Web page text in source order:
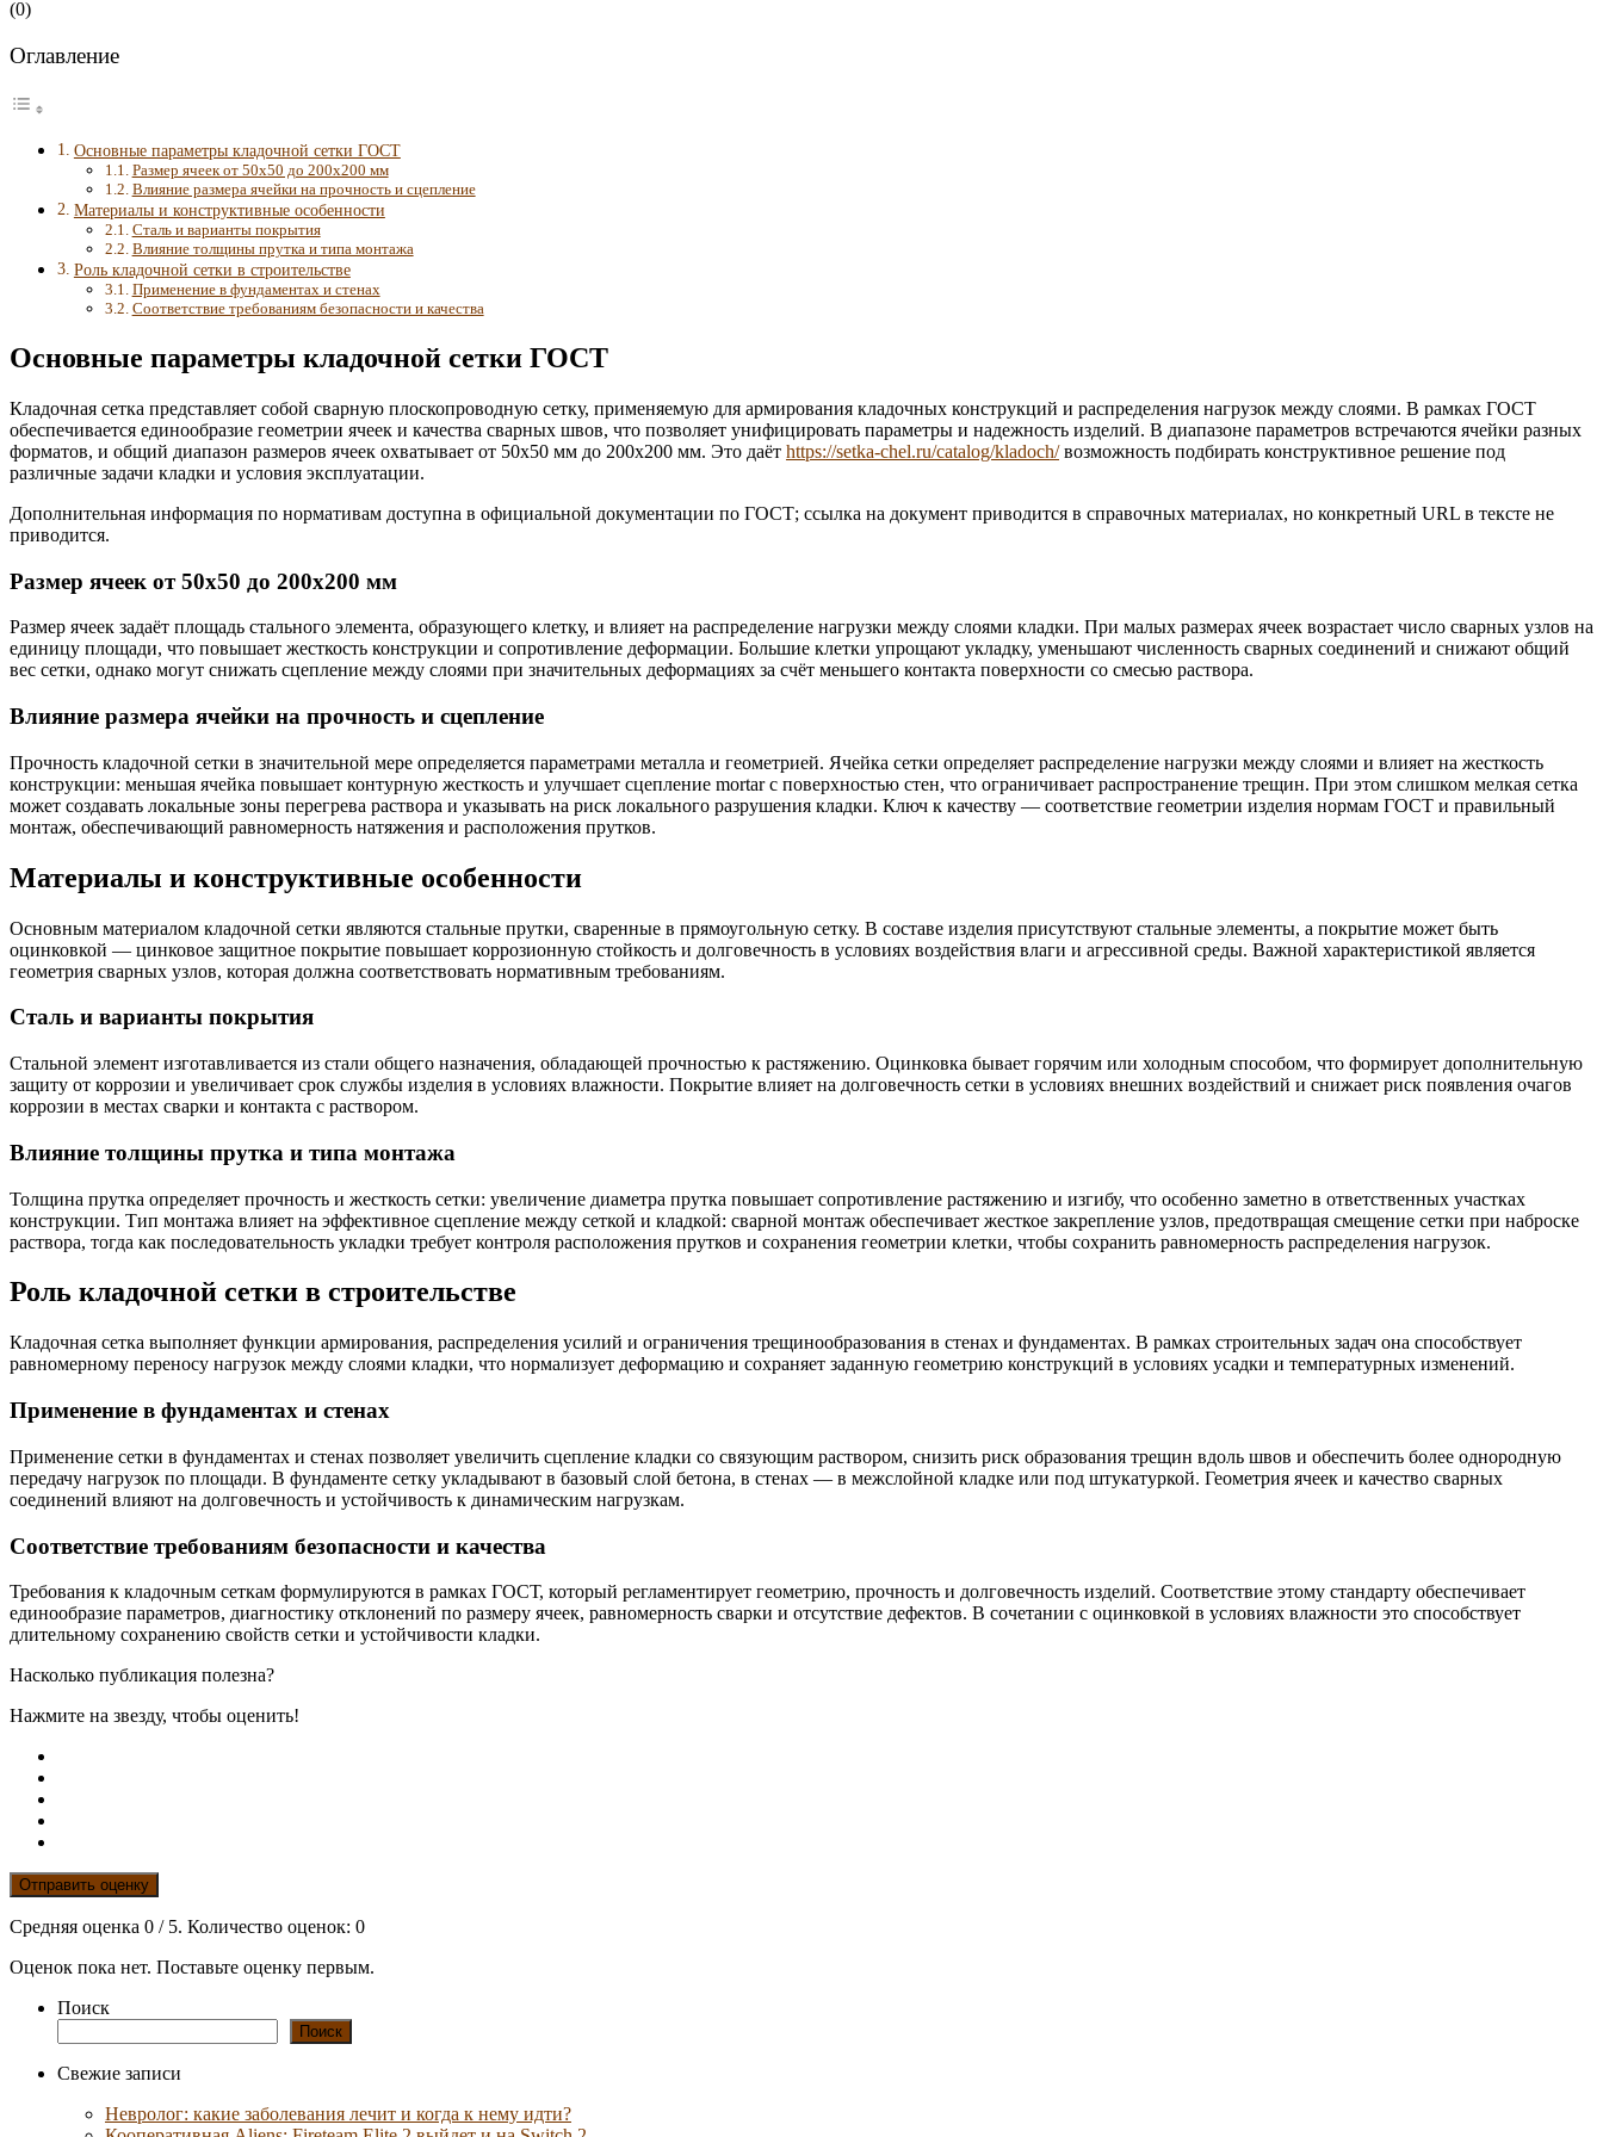
(0)
Оглавление
Основные параметры кладочной сетки ГОСТ
Размер ячеек от 50х50 до 200х200 мм
Влияние размера ячейки на прочность и сцепление
Материалы и конструктивные особенности
Сталь и варианты покрытия
Влияние толщины прутка и типа монтажа
Роль кладочной сетки в строительстве
Применение в фундаментах и стенах
Соответствие требованиям безопасности и качества
Основные параметры кладочной сетки ГОСТ
Кладочная сетка представляет собой сварную плоскопроводную сетку, применяемую для армирования кладочных конструкций и распределения нагрузок между слоями. В рамках ГОСТ
обеспечивается единообразие геометрии ячеек и качества сварных швов, что позволяет унифицировать параметры и надежность изделий. В диапазоне параметров встречаются ячейки разных
форматов, и общий диапазон размеров ячеек охватывает от 50х50 мм до 200х200 мм. Это даёт https://setka-chel.ru/catalog/kladoch/возможность подбирать конструктивное решение под
различные задачи кладки и условия эксплуатации.
Дополнительная информация по нормативам доступна в официальной документации по ГОСТ; ссылка на документ приводится в справочных материалах, но конкретный URL в тексте не
приводится.
Размер ячеек от 50х50 до 200х200 мм
Размер ячеек задаёт площадь стального элемента, образующего клетку, и влияет на распределение нагрузки между слоями кладки. При малых размерах ячеек возрастает число сварных узлов на
единицу площади, что повышает жесткость конструкции и сопротивление деформации. Большие клетки упрощают укладку, уменьшают численность сварных соединений и снижают общий
вес сетки, однако могут снижать сцепление между слоями при значительных деформациях за счёт меньшего контакта поверхности со смесью раствора.
Влияние размера ячейки на прочность и сцепление
Прочность кладочной сетки в значительной мере определяется параметрами металла и геометрией. Ячейка сетки определяет распределение нагрузки между слоями и влияет на жесткость
конструкции: меньшая ячейка повышает контурную жесткость и улучшает сцепление mortar с поверхностью стен, что ограничивает распространение трещин. При этом слишком мелкая сетка
может создавать локальные зоны перегрева раствора и указывать на риск локального разрушения кладки. Ключ к качеству — соответствие геометрии изделия нормам ГОСТ и правильный
монтаж, обеспечивающий равномерность натяжения и расположения прутков.
Материалы и конструктивные особенности
Основным материалом кладочной сетки являются стальные прутки, сваренные в прямоугольную сетку. В составе изделия присутствуют стальные элементы, а покрытие может быть
оцинковкой — цинковое защитное покрытие повышает коррозионную стойкость и долговечность в условиях воздействия влаги и агрессивной среды. Важной характеристикой является
геометрия сварных узлов, которая должна соответствовать нормативным требованиям.
Сталь и варианты покрытия
Стальной элемент изготавливается из стали общего назначения, обладающей прочностью к растяжению. Оцинковка бывает горячим или холодным способом, что формирует дополнительную
защиту от коррозии и увеличивает срок службы изделия в условиях влажности. Покрытие влияет на долговечность сетки в условиях внешних воздействий и снижает риск появления очагов
коррозии в местах сварки и контакта с раствором.
Влияние толщины прутка и типа монтажа
Толщина прутка определяет прочность и жесткость сетки: увеличение диаметра прутка повышает сопротивление растяжению и изгибу, что особенно заметно в ответственных участках
конструкции. Тип монтажа влияет на эффективное сцепление между сеткой и кладкой: сварной монтаж обеспечивает жесткое закрепление узлов, предотвращая смещение сетки при наброске
раствора, тогда как последовательность укладки требует контроля расположения прутков и сохранения геометрии клетки, чтобы сохранить равномерность распределения нагрузок.
Роль кладочной сетки в строительстве
Кладочная сетка выполняет функции армирования, распределения усилий и ограничения трещинообразования в стенах и фундаментах. В рамках строительных задач она способствует
равномерному переносу нагрузок между слоями кладки, что нормализует деформацию и сохраняет заданную геометрию конструкций в условиях усадки и температурных изменений.
Применение в фундаментах и стенах
Применение сетки в фундаментах и стенах позволяет увеличить сцепление кладки со связующим раствором, снизить риск образования трещин вдоль швов и обеспечить более однородную
передачу нагрузок по площади. В фундаменте сетку укладывают в базовый слой бетона, в стенах — в межслойной кладке или под штукатуркой. Геометрия ячеек и качество сварных
соединений влияют на долговечность и устойчивость к динамическим нагрузкам.
Соответствие требованиям безопасности и качества
Требования к кладочным сеткам формулируются в рамках ГОСТ, который регламентирует геометрию, прочность и долговечность изделий. Соответствие этому стандарту обеспечивает
единообразие параметров, диагностику отклонений по размеру ячеек, равномерность сварки и отсутствие дефектов. В сочетании с оцинковкой в условиях влажности это способствует
длительному сохранению свойств сетки и устойчивости кладки.
Насколько публикация полезна?
Нажмите на звезду, чтобы оценить!
Отправить оценку
Средняя оценка 0 / 5. Количество оценок: 0
Оценок пока нет. Поставьте оценку первым.
Поиск
Поиск
Свежие записи
Невролог: какие заболевания лечит и когда к нему идти?